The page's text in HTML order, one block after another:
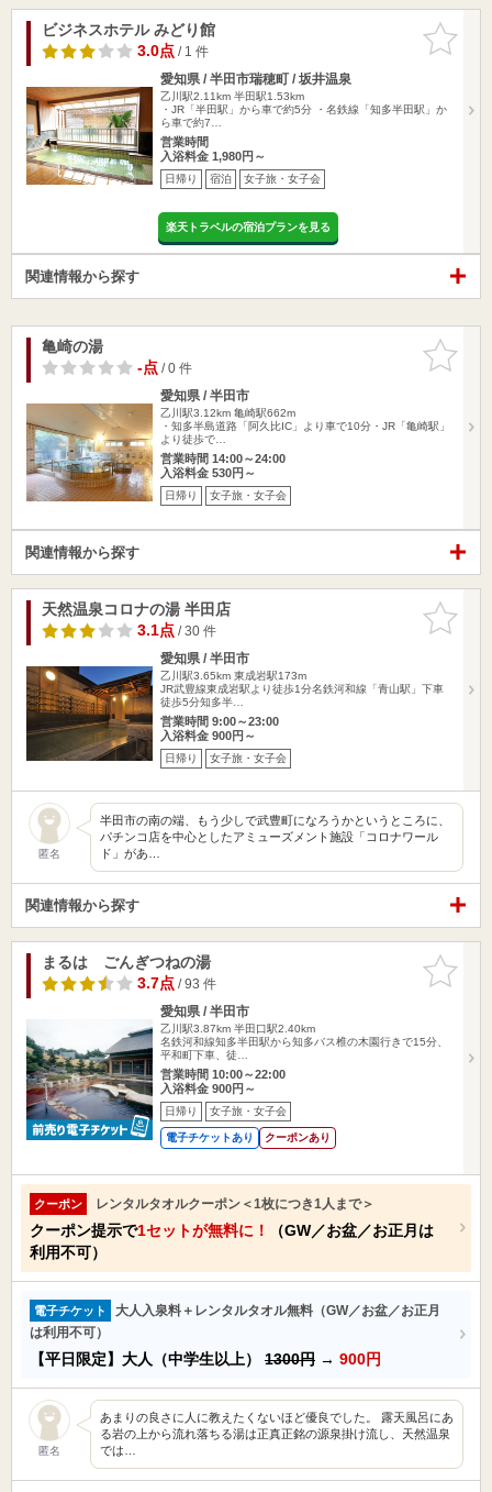
お気に入
りに追加
ビジネスホテル みどり館
3.0点/ 1 件
愛知県 / 半田市瑞穂町 / 坂井温泉
乙川駅2.11km 半田駅1.53km
・JR「半田駅」から車で約5分 ・名鉄線「知多半田駅」か
ら車で約7…
営業時間
入浴料金 1,980円～
日帰り 宿泊 女子旅・女子会
楽天トラベルの宿泊プランを見る
関連情報から探す
お気に入
りに追加
亀崎の湯
-点/ 0 件
愛知県 / 半田市
乙川駅3.12km 亀崎駅662m
・知多半島道路「阿久比IC」より車で10分・JR「亀崎駅」
より徒歩で…
営業時間 14:00～24:00
入浴料金 530円～
日帰り 女子旅・女子会
関連情報から探す
お気に入
りに追加
天然温泉コロナの湯 半田店
3.1点/ 30 件
愛知県 / 半田市
乙川駅3.65km 東成岩駅173m
JR武豊線東成岩駅より徒歩1分名鉄河和線「青山駅」下車
徒歩5分知多半…
営業時間 9:00～23:00
入浴料金 900円～
日帰り 女子旅・女子会
匿名
半田市の南の端、もう少しで武豊町になろうかというところに、
パチンコ店を中心としたアミューズメント施設「コロナワール
ド」があ…
関連情報から探す
お気に入
りに追加
まるは ごんぎつねの湯
3.7点/ 93 件
愛知県 / 半田市
乙川駅3.87km 半田口駅2.40km
名鉄河和線知多半田駅から知多バス椎の木園行きで15分、
平和町下車、徒…
営業時間 10:00～22:00
入浴料金 900円～
日帰り 女子旅・女子会
電子チケットあり クーポンあり
クーポン レンタルタオルクーポン＜1枚につき1人まで＞
クーポン提示で1セットが無料に！
（GW／お盆／お正月は
利用不可）
電子チケット
大人入泉料＋レンタルタオル無料（GW／お盆／お正月
は利用不可）
【平日限定】大人（中学生以上） 1300円 → 900円
匿名
あまりの良さに人に教えたくないほど優良でした。 露天風呂にあ
る岩の上から流れ落ちる湯は正真正銘の源泉掛け流し、天然温泉
では…